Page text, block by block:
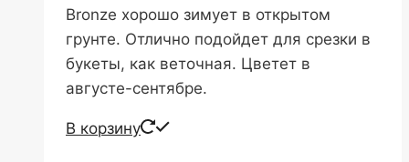
Bronze хорошо зимует в открытом
грунте. Отлично подойдет для срезки в
букеты, как веточная. Цветет в
августе-сентябре.
В корзину